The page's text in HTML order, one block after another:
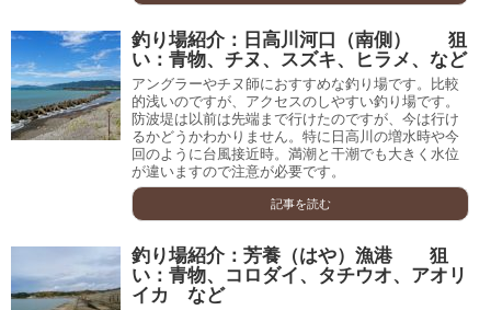
釣り場紹介：日高川河口（南側） 狙
い：青物、チヌ、スズキ、ヒラメ、など
アングラーやチヌ師におすすめな釣り場です。比較
的浅いのですが、アクセスのしやすい釣り場です。
防波堤は以前は先端まで行けたのですが、今は行け
るかどうかわかりません。特に日高川の増水時や今
回のように台風接近時。満潮と干潮でも大きく水位
が違いますので注意が必要です。
記事を読む
釣り場紹介：芳養（はや）漁港 狙
い：青物、コロダイ、タチウオ、アオリ
イカ など